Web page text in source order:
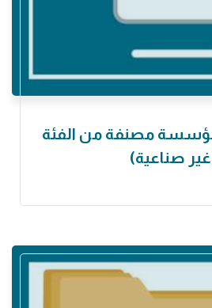
مصنفة من الفئة
(غير صناعية)‏